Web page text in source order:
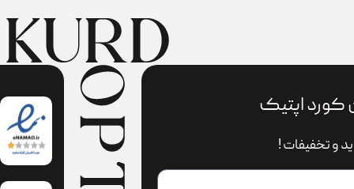
کورد اپتیک
و تخفیفات !